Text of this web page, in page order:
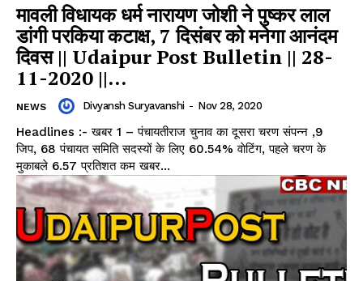
मावली विधायक धर्म नारायण जोशी ने पुष्कर लाल
डांगी परकिया कटाक्ष, 7 दिसंबर को मनेगा आनंदम
दिवस || Udaipur Post Bulletin || 28-
11-2020 ||...
NEWS Divyansh Suryavanshi - Nov 28, 2020
Headlines :- खबर 1 – पंचायतीराज चुनाव का दूसरा चरण संपन्न ,9
जिप, 68 पंचायत समिति सदस्यों के लिए 60.54% वाेटिंग, पहले चरण के
मुकाबले 6.57 प्रतिशत कम खबर...